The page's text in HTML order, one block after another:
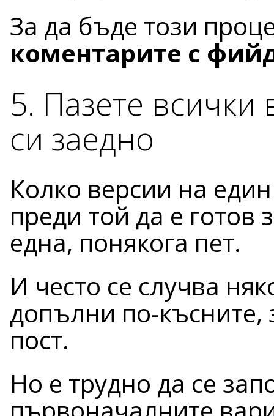
За да бъде този
коментарите с
5. Пазете всички
си заедно
Колко версии на
преди той да е готов
една, понякога пет.
И често се случва
допълни по-късните,
пост.
Но е трудно да се